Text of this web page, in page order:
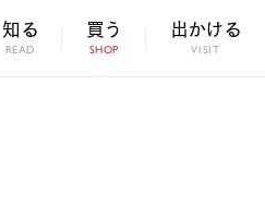
知る
READ
買う
SHOP
出かける
VISIT